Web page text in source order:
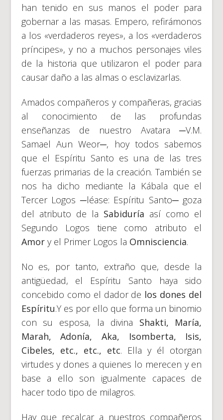
han tenido en sus manos el poder para
gobernar a las masas. Empero, refirámonos
a los «verdaderos reyes», a los «verdaderos
príncipes», y no a muchos personajes viles
de la historia que utilizaron el poder para
causar daño a las almas o esclavizarlas.
Amados compañeros y compañeras, gracias
al conocimiento de las profundas
enseñanzas de nuestro Avatara ─V.M.
Samael Aun Weor─, hoy todos sabemos
que el Espíritu Santo es una de las tres
fuerzas primarias de la creación. También se
nos ha dicho mediante la Kábala que el
Tercer Logos ─léase: Espíritu Santo─ goza
del atributo de la Sabiduría así como el
Segundo Logos tiene como atributo el
Amory el Primer Logos la Omnisciencia.
No es, por tanto, extraño que, desde la
antigüedad, el Espíritu Santo haya sido
concebido como el dador de los dones del
Espíritu.Y es por ello que forma un binomio
con su esposa, la divina Shakti, María,
Marah, Adonía, Aka, Isomberta, Isis,
Cibeles, etc., etc., etc. Ella y él otorgan
virtudes y dones a quienes lo merecen y en
base a ello son igualmente capaces de
hacer todo tipo de milagros.
Hay que recalcar a nuestros compañeros